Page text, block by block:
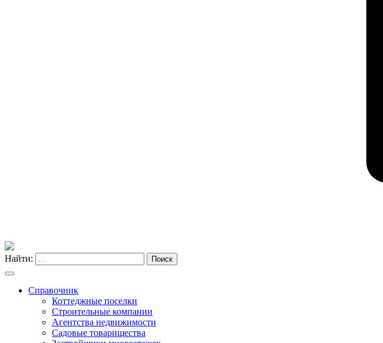
Найти: Поиск
Справочник
Коттеджные поселки
Строительные компании
Агентства недвижимости
Садовые товарищества